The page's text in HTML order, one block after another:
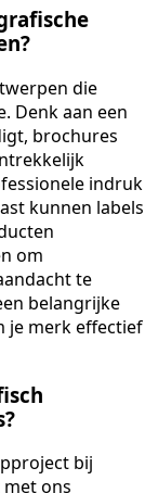
die
Denk aan een
brochures
indruk
kunnen labels
om
te
belangrijke
je merk effectief
bij
ons